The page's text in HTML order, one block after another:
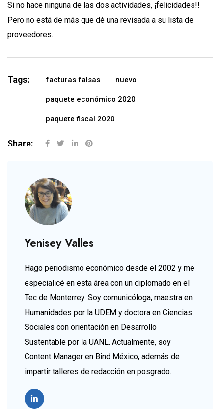
Si no hace ninguna de las dos actividades, ¡felicidades!!
Pero no está de más que dé una revisada a su lista de
proveedores.
Tags: facturas falsas nuevo
paquete económico 2020
paquete fiscal 2020
Share:
Yenisey Valles
Hago periodismo económico desde el 2002 y me
especialicé en esta área con un diplomado en el
Tec de Monterrey. Soy comunicóloga, maestra en
Humanidades por la UDEM y doctora en Ciencias
Sociales con orientación en Desarrollo
Sustentable por la UANL. Actualmente, soy
Content Manager en Bind México, además de
impartir talleres de redacción en posgrado.